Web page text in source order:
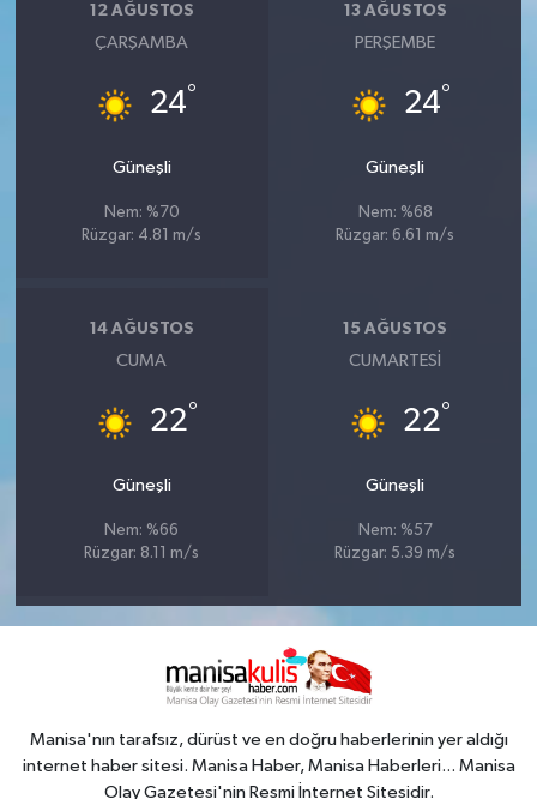
12 AĞUSTOS
ÇARŞAMBA
24°
Güneşli
Nem: %70
Rüzgar: 4.81 m/s
13 AĞUSTOS
PERŞEMBE
24°
Güneşli
Nem: %68
Rüzgar: 6.61 m/s
14 AĞUSTOS
CUMA
22°
Güneşli
Nem: %66
Rüzgar: 8.11 m/s
15 AĞUSTOS
CUMARTESI
22°
Güneşli
Nem: %57
Rüzgar: 5.39 m/s
Manisa'nın tarafsız, dürüst ve en doğru haberlerinin yer aldığı
internet haber sitesi. Manisa Haber, Manisa Haberleri... Manisa
Olay Gazetesi'nin Resmi İnternet Sitesidir.